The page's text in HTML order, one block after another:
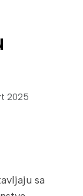
2025
sa